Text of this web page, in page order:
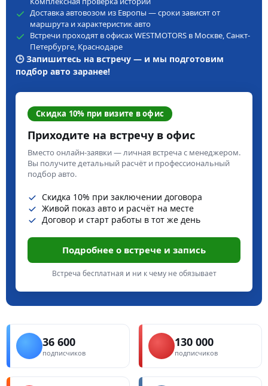
Доставка автовозом из Европы — сроки зависят от
маршрута и характеристик авто
Встречи проходят в офисах WESTMOTORS в Москве, Санкт-
Петербурге, Краснодаре
🕒 Запишитесь на встречу — и мы подготовим
подбор авто заранее!
Скидка 10% при визите в офис
Приходите на встречу в офис
Вместо онлайн-заявки — личная встреча с менеджером.
Вы получите детальный расчёт и профессиональный
подбор авто.
Скидка 10% при заключении договора
Живой показ авто и расчёт на месте
Договор и старт работы в тот же день
Подробнее о встрече и запись
Встреча бесплатная и ни к чему не обязывает
36 600
подписчиков
130 000
подписчиков